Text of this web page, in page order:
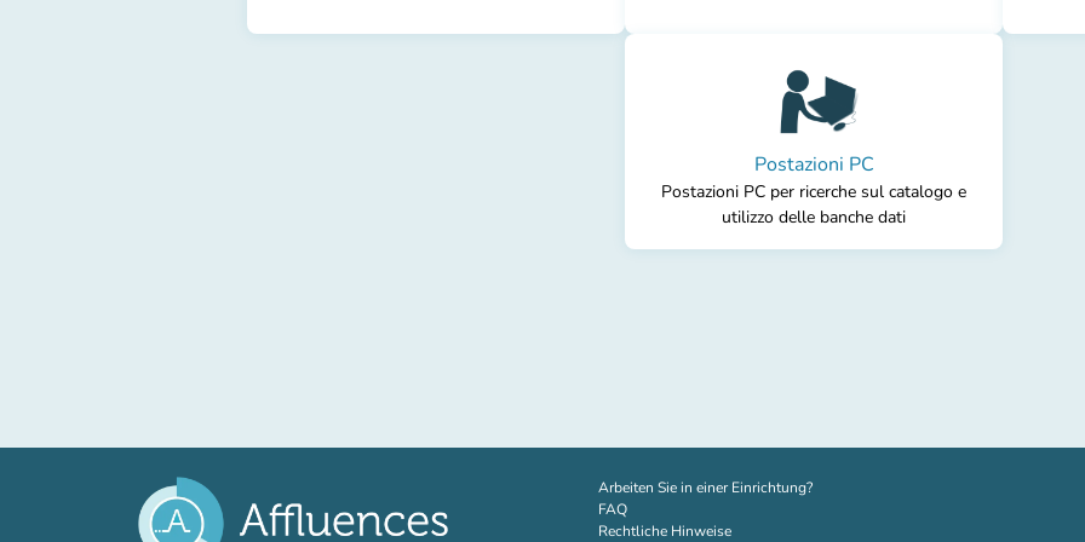
Postazioni PC
Postazioni PC per ricerche sul catalogo e
utilizzo delle banche dati
Arbeiten Sie in einer Einrichtung?(new tab)
FAQ
Rechtliche Hinweise